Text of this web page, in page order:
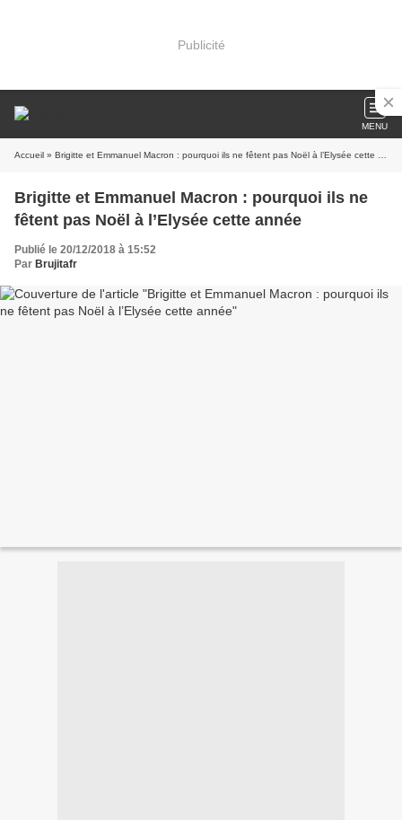
Publicité
MENU
Accueil » Brigitte et Emmanuel Macron : pourquoi ils ne fêtent pas Noël à l’Elysée cette année
Brigitte et Emmanuel Macron : pourquoi ils ne
fêtent pas Noël à l’Elysée cette année
Publié le 20/12/2018 à 15:52
Par Brujitafr